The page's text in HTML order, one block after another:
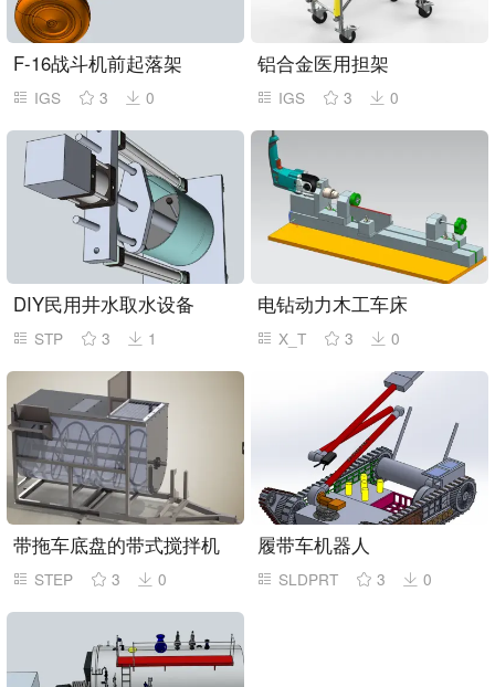
F-16战斗机前起落架
IGS 3 0
铝合金医用担架
IGS 3 0
DIY民用井水取水设备
STP 3 1
电钻动力木工车床
X_T 3 0
带拖车底盘的带式搅拌机
STEP 3 0
履带车机器人
SLDPRT 3 0